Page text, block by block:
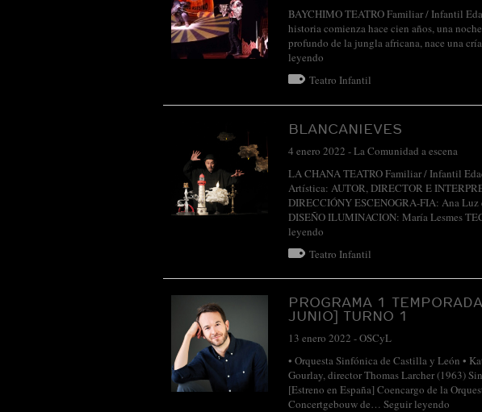
BAYCHIMO TEATRO Familiar / Infantil
historia comienza hace cien años, una
profundo de la jungla africana, nace una
leyendo
Teatro Infantil
BLANCANIEVES
4 enero 2022 -La Comunidad a escena
LA CHANA TEATRO Familiar / Infantil
Artística: AUTOR, DIRECTOR E
DIRECCIÓNY ESCENOGRA-FIA: Ana Luz
DISEÑO ILUMINACION: María Lesmes
leyendo
Teatro Infantil
PROGRAMA 1
JUNIO] TURNO 1
13 enero 2022 -OSCyL
• Orquesta Sinfónica de Castilla y León •
Gourlay, director Thomas Larcher (1963)
[Estreno en España] Coencargo de la
Concertgebouw de… Seguir leyendo